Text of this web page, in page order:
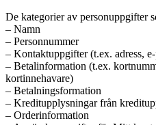
De kategorier av personuppgifter
– Namn
– Personnummer
– Kontaktuppgifter (t.ex. adress,
– Betalinformation (t.ex.
kortinnehavare)
– Betalningsformation
– Kreditupplysningar från
– Orderinformation